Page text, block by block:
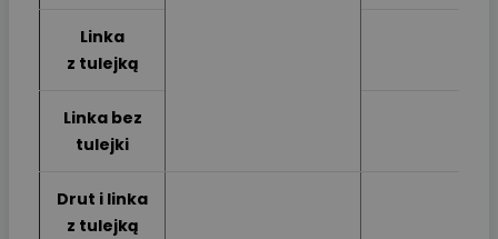
Linka
z tulejką
Linka bez
tulejki
Drut i linka
z tulejką